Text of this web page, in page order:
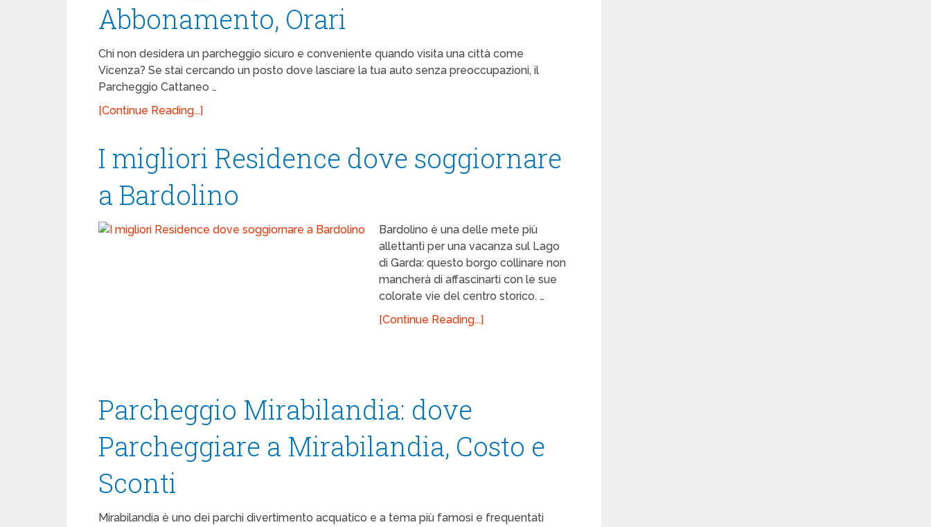
Abbonamento, Orari
Chi non desidera un parcheggio sicuro e conveniente quando visita una città come
Vicenza? Se stai cercando un posto dove lasciare la tua auto senza preoccupazioni, il
Parcheggio Cattaneo …
[Continue Reading...]
I migliori Residence dove soggiornare
a Bardolino
Bardolino è una delle mete più
allettanti per una vacanza sul Lago
di Garda: questo borgo collinare non
mancherà di affascinarti con le sue
colorate vie del centro storico. …
[Continue Reading...]
Parcheggio Mirabilandia: dove
Parcheggiare a Mirabilandia, Costo e
Sconti
Mirabilandia è uno dei parchi divertimento acquatico e a tema più famosi e frequentati